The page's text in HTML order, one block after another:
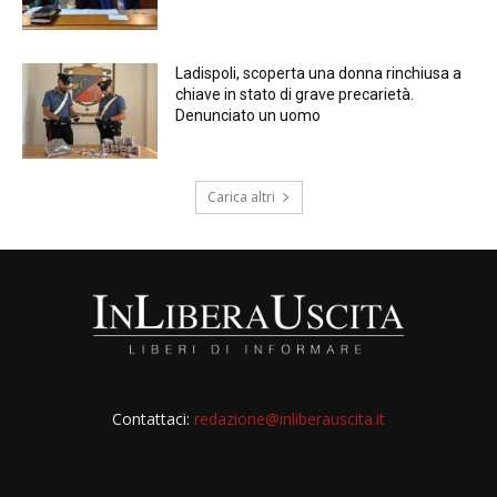
Ladispoli, scoperta una donna rinchiusa a
chiave in stato di grave precarietà.
Denunciato un uomo
Carica altri
Contattaci: redazione@inliberauscita.it